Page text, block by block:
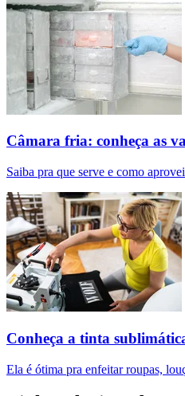
Câmara fria: conheça as
Saiba pra que serve e como
Conheça a tinta
Ela é ótima pra enfeitar roupas,